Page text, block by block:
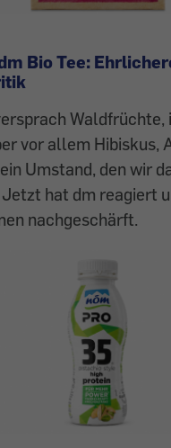
Bio Tee:
Waldfrüchte,
vor allem Hibiskus,
Umstand, den wir
hat dm reagiert
nachgeschärft.